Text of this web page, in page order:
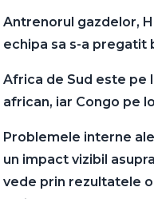
Antrenorul gazdelor,
echipa sa s-a pregatit
Africa de Sud este pe
african, iar Congo pe
Problemele interne
un impact vizibil
vede prin rezultatele